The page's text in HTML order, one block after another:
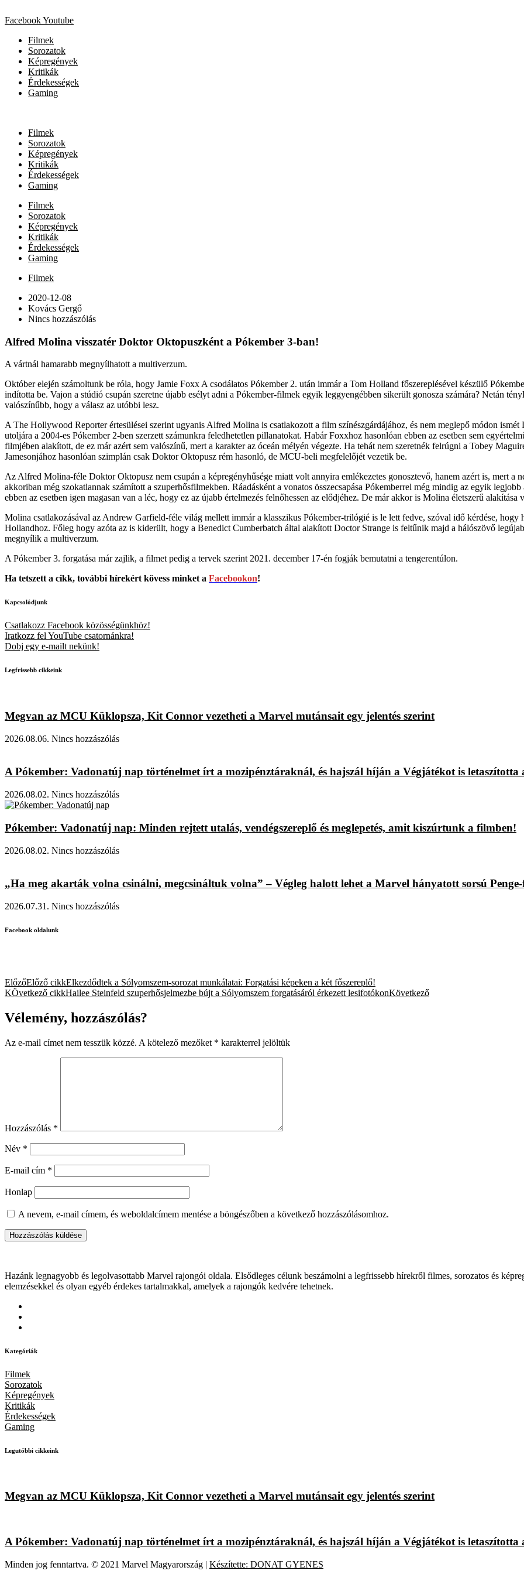
FacebookYoutube
Filmek
Sorozatok
Képregények
Kritikák
Érdekességek
Gaming
Filmek
Sorozatok
Képregények
Kritikák
Érdekességek
Gaming
Filmek
Sorozatok
Képregények
Kritikák
Érdekességek
Gaming
Filmek
2020-12-08
Kovács Gergő
Nincs hozzászólás
Alfred Molina visszatér Doktor Oktopuszként a Pókember 3-ban!
A vártnál hamarabb megnyílhatott a multiverzum.
Október elején számoltunk be róla, hogy Jamie Foxx A csodálatos Pókember 2. után immár a Tom Holland főszereplésével készülő
indította be. Vajon a stúdió csupán szeretne újabb esélyt adni a Pókember-filmek egyik leggyengébben sikerült gonosza számára? Netán
valószínűbb, hogy a válasz az utóbbi lesz.
A The Hollywood Reporter értesülései szerint ugyanis Alfred Molina is csatlakozott a film színészgárdájához, és nem meglepő módon
utoljára a 2004-es Pókember 2-ben szerzett számunkra feledhetetlen pillanatokat. Habár Foxxhoz hasonlóan ebben az esetben sem
filmjében alakított, de ez már azért sem valószínű, mert a karakter az óceán mélyén végezte. Ha tehát nem szeretnék felrúgni a Tobey
Jamesonjához hasonlóan szimplán csak Doktor Oktopusz rém hasonló, de MCU-beli megfelelőjét vezetik be.
Az Alfred Molina-féle Doktor Oktopusz nem csupán a képregényhűsége miatt volt annyira emlékezetes gonosztevő, hanem azért is, mert a
akkoriban még szokatlannak számított a szuperhősfilmekben. Ráadásként a vonatos összecsapása Pókemberrel még mindig az egyik
ebben az esetben igen magasan van a léc, hogy ez az újabb értelmezés felnőhessen az elődjéhez. De már akkor is Molina életszerű
Molina csatlakozásával az Andrew Garfield-féle világ mellett immár a klasszikus Pókember-trilógié is le lett fedve, szóval idő kérdése, hogy
Hollandhoz. Főleg hogy azóta az is kiderült, hogy a Benedict Cumberbatch által alakított Doctor Strange is feltűnik majd a hálószövő
megnyílik a multiverzum.
A Pókember 3. forgatása már zajlik, a filmet pedig a tervek szerint 2021. december 17-én fogják bemutatni a tengerentúlon.
Ha tetszett a cikk, további hírekért kövess minket a Facebookon!
Kapcsolódjunk
Csatlakozz Facebook közösségünkhöz!
Iratkozz fel YouTube csatornánkra!
Dobj egy e-mailt nekünk!
Legfrissebb cikkeink
Megvan az MCU Küklopsza, Kit Connor vezetheti a Marvel mutánsait egy jelentés szerint
2026.08.06. Nincs hozzászólás
A Pókember: Vadonatúj nap történelmet írt a mozipénztáraknál, és hajszál híján a Végjátékot is
2026.08.02. Nincs hozzászólás
Pókember: Vadonatúj nap: Minden rejtett utalás, vendégszereplő és meglepetés, amit kiszúrtunk a filmben!
2026.08.02. Nincs hozzászólás
„Ha meg akarták volna csinálni, megcsináltuk volna” – Végleg halott lehet a Marvel hányatott sorsú
2026.07.31. Nincs hozzászólás
Facebook oldalunk
ElőzőElőző cikkElkezdődtek a Sólyomszem-sorozat munkálatai: Forgatási képeken a két főszereplő!
KÖvetkező cikkHailee Steinfeld szuperhősjelmezbe bújt a Sólyomszem forgatásáról érkezett lesifotókonKövetkező
Vélemény, hozzászólás?
Az e-mail címet nem tesszük közzé. A kötelező mezőket * karakterrel jelöltük
Hozzászólás *
Név *
E-mail cím *
Honlap
A nevem, e-mail címem, és weboldalcímem mentése a böngészőben a következő hozzászólásomhoz.
Hazánk legnagyobb és legolvasottabb Marvel rajongói oldala. Elsődleges célunk beszámolni a legfrissebb hírekről filmes, sorozatos és
elemzésekkel és olyan egyéb érdekes tartalmakkal, amelyek a rajongók kedvére tehetnek.
Kategóriák
Filmek
Sorozatok
Képregények
Kritikák
Érdekességek
Gaming
Legutóbbi cikkeink
Megvan az MCU Küklopsza, Kit Connor vezetheti a Marvel mutánsait egy jelentés szerint
A Pókember: Vadonatúj nap történelmet írt a mozipénztáraknál, és hajszál híján a Végjátékot is letaszította
Minden jog fenntartva. © 2021 Marvel Magyarország | Készítette: DONAT GYENES